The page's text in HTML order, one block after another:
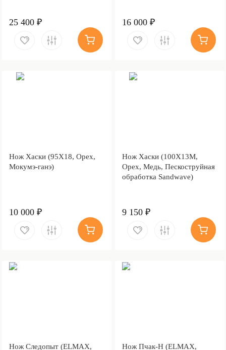
25 400 ₽ 16 000 ₽
Нож Хаски (95Х18, Орех,
Мокумэ-ганэ)
10 000 ₽
Нож Хаски (100Х13М,
Орех, Медь, Пескоструйная
обработка Sandwave)
9 150 ₽
Нож Следопыт (ELMAX, Нож Пчак-Н (ELMAX,